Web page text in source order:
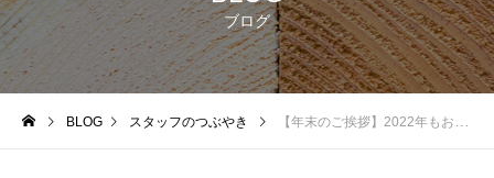
ブログ
BLOG スタッフのつぶやき 【年末のご挨拶】2022年もお世話になりました